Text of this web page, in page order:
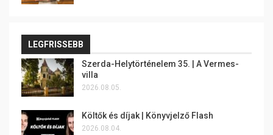
LEGFRISSEBB
Szerda-Helytörténelem 35. | A Vermes-
villa
2026.08.05.
Költők és díjak | Könyvjelző Flash
2026.08.04.